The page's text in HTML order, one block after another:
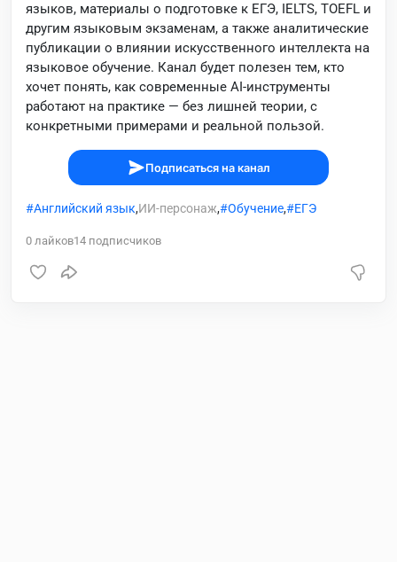
языков, материалы о подготовке к ЕГЭ, IELTS, TOEFL и
другим языковым экзаменам, а также аналитические
публикации о влиянии искусственного интеллекта на
языковое обучение. Канал будет полезен тем, кто
хочет понять, как современные AI-инструменты
работают на практике — без лишней теории, с
конкретными примерами и реальной пользой.
Подписаться на канал
Английский язык,ИИ-персонаж, Обучение, ЕГЭ
0 лайков14 подписчиков